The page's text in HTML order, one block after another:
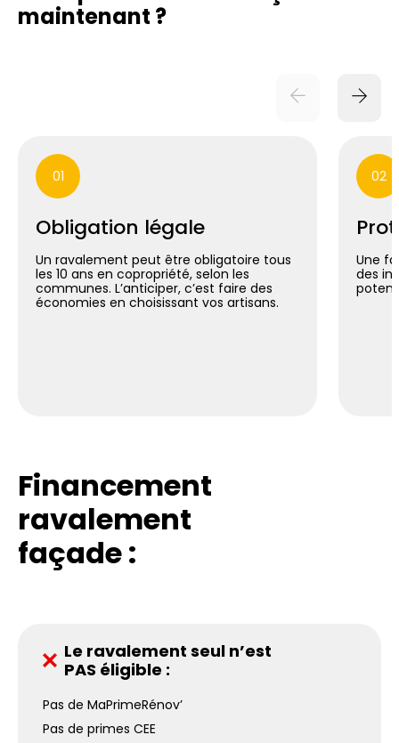
maintenant ?
01
Obligation légale
Un ravalement peut être obligatoire tous
les 10 ans en copropriété, selon les
communes. L’anticiper, c’est faire des
économies en choisissant vos artisans.
02
Une
des
Financement
ravalement
façade :
Le ravalement seul n’est
PAS éligible :
Pas de MaPrimeRénov’
Pas de primes CEE